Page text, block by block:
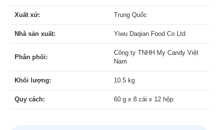
Xuất xứ: Trung Quốc
Nhà sản xuất: Yiwu Daqian Food Co Ltd
Phân phối:
Công ty TNHH My Candy Việt
Nam
Khối lượng: 10.5 kg
Quy cách: 60 g x 8 cái x 12 hộp